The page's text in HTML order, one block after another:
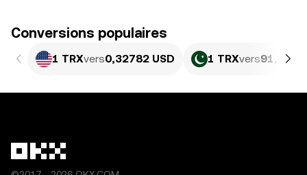
Conversions populaires
1 TRXvers0,32782 USD 1 TRXvers91,09